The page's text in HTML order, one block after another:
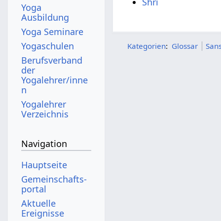
Kategorien: Glossar
Yoga
Ausbildung
Yoga Seminare
Yogaschulen
Berufsverband
der
Yogalehrer/inne
n
Yogalehrer
Verzeichnis
Navigation
Hauptseite
Gemeinschafts­
portal
Aktuelle
Ereignisse